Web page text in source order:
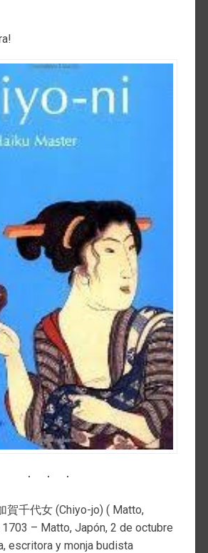
賀千代女 (Chiyo-jo) ( Matto,
– Matto, Japón, 2 de octubre
escritora y monja budista